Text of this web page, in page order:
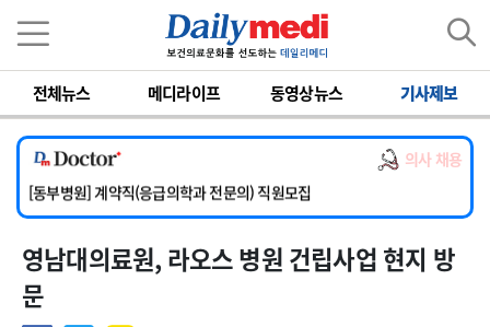
전체뉴스 메디라이프 동영상뉴스 기사제보
의사 채용
[서울아산병원] 2026년 하반기 인턴 모집
[영남대학교의료원] 마취통증의학과 임기제 임상의사 채용
[충남대학교병원] 소아청소년과(소아응급전담) 계약직 의사 공개채용
[동부병원] 계약직(응급의학과 전문의) 직원모집
[이대목동병원] 하반기 전공의(레지던트1년차) 모집
[서울아산병원] 2026년 하반기 인턴 모집
[영남대학교의료원] 마취통증의학과 임기제 임상의사 채용
영남대의료원, 라오스 병원 건립사업 현지 방
문